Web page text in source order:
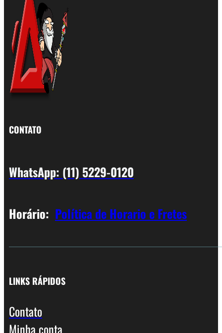
CONTATO
WhatsApp: (11) 5229-0120
Horário: Política de Horario e Fretes
LINKS RÁPIDOS
Contato
Minha conta